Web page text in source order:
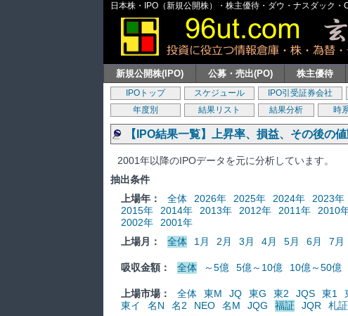
日本株・IPO（新規公開株）・株主優待・ダウ・ナスダック
新規公開株(IPO) 公募・売出(PO) 株主優待
IPOトップ スケジュール IPO引受証券会社
年度別
結果リスト 結果分析 時
【IPO結果一覧】上昇率、損益、その後の
2001年以降のIPOデータを元に分析しています。
抽出条件
上場年：
全体 2026年 2025年 2024年 2023年
2015年
2014年 2013年 2012年 2011年 2010
2002年
2001年
上場月：
全体 1月 2月 3月 4月 5月 6月 7月
吸収金額： 全体 ～5億 5億～10億 10億～50億
上場市場： 全体 東M JQ 東G 東2 JQS 東1
東イ
名N 名2 NEO 名M JQG 福証 JQR
札証